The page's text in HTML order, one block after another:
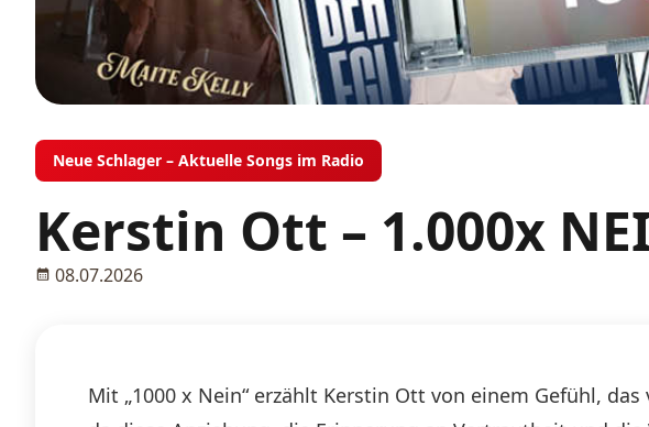
Neue Schlager – Aktuelle Songs im Radio
Kerstin Ott – 1.000x
08.07.2026
Mit „1000 x Nein“ erzählt Kerstin Ott von einem Gefühl,